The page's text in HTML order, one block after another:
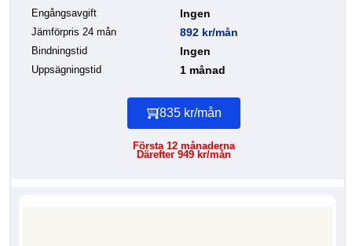
Engångsavgift Ingen
Jämförpris 24 mån 892 kr/mån
Bindningstid Ingen
Uppsägningstid 1 månad
835 kr/mån
Första 12 månaderna
Därefter 949 kr/mån